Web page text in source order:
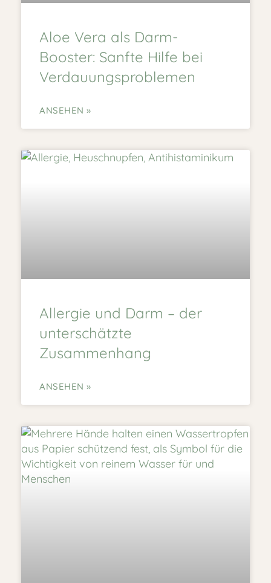
Aloe Vera als Darm-
Booster: Sanfte Hilfe bei
Verdauungsproblemen
ANSEHEN »
Allergie und Darm – der
unterschätzte
Zusammenhang
ANSEHEN »